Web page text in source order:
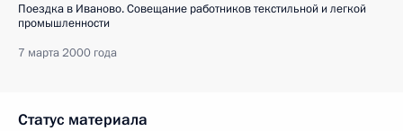
Поездка в Иваново. Совещание работников текстильной и легкой
промышленности
7 марта 2000 года
Статус материала